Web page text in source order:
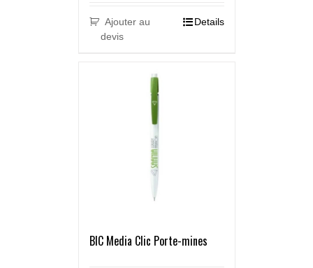
Ajouter au
devis
Details
BIC Media Clic Porte-mines